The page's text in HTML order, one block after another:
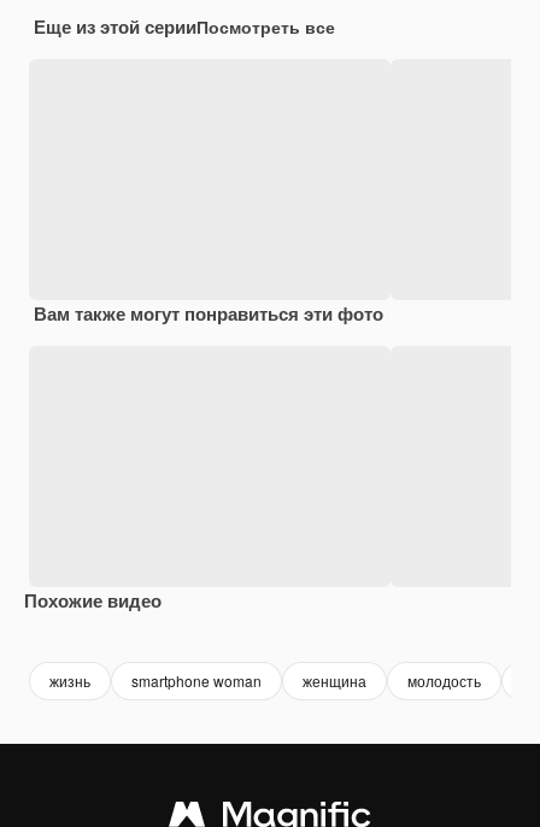
Еще из этой серииПосмотреть все
Вам также могут понравиться эти фото
Похожие видео
жизнь smartphone woman женщина молодость